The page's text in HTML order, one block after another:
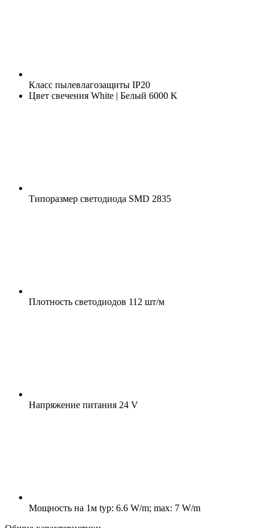
Класс пылевлагозащиты IP20
Цвет свечения White | Белый 6000 K
Типоразмер светодиода SMD 2835
Плотность светодиодов 112 шт/м
Напряжение питания 24 V
Мощность на 1м typ: 6.6 W/m; max: 7 W/m